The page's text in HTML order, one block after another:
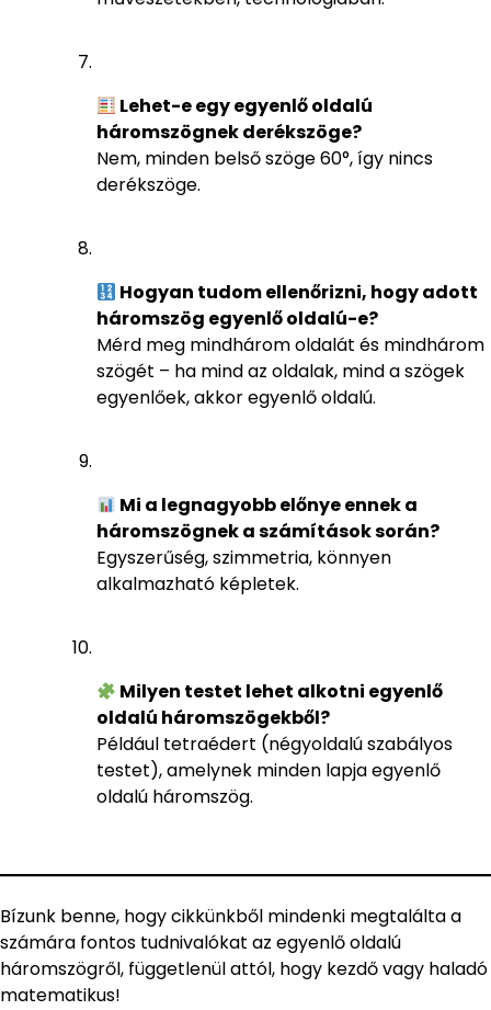
Lehet-e egy egyenlő oldalú
háromszögnek derékszöge?
Nem, minden belső szöge 60°, így nincs
derékszöge.
Hogyan tudom ellenőrizni, hogy adott
háromszög egyenlő oldalú-e?
Mérd meg mindhárom oldalát és mindhárom
szögét – ha mind az oldalak, mind a szögek
egyenlőek, akkor egyenlő oldalú.
Mi a legnagyobb előnye ennek a
háromszögnek a számítások során?
Egyszerűség, szimmetria, könnyen
alkalmazható képletek.
Milyen testet lehet alkotni egyenlő
oldalú háromszögekből?
Például tetraédert (négyoldalú szabályos
testet), amelynek minden lapja egyenlő
oldalú háromszög.
Bízunk benne, hogy cikkünkből mindenki megtalálta a
számára fontos tudnivalókat az egyenlő oldalú
háromszögről, függetlenül attól, hogy kezdő vagy haladó
matematikus!